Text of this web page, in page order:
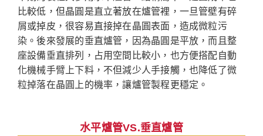
比較低，但晶圓是直立著放在爐管裡，一旦管壁有碎
屑或掉皮，很容易直接掉在晶圓表面，造成微粒污
染。後來發展的垂直爐管，因為晶圓是平放，而且整
座設備垂直排列，占用空間比較小，也方便搭配自動
化機械手臂上下料，不但減少人手接觸，也降低了微
粒掉落在晶圓上的機率，讓爐管製程更穩定。
水平爐管VS.垂直爐管